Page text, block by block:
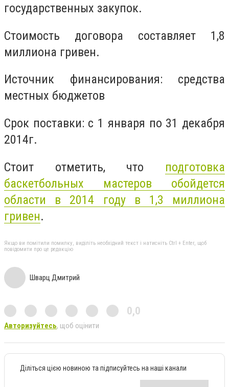
государственных закупок.
Стоимость договора составляет 1,8
миллиона гривен.
Источник финансирования: средства
местных бюджетов
Срок поставки: с 1 января по 31 декабря
2014г.
Стоит отметить, что подготовка
баскетбольных мастеров обойдется
области в 2014 году в 1,3 миллиона
гривен.
Якщо ви помітили помилку, виділіть необхідний текст і натисніть Ctrl + Enter, щоб
повідомити про це редакцію
Шварц Дмитрий
0,0
Авторизуйтесь, щоб оцінити
Діліться цією новиною та підписуйтесь на наші канали